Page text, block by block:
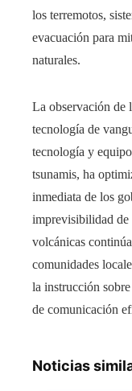
los terremotos,
evacuación para
naturales.
La observación de
tecnología de
tecnología y
tsunamis, ha
inmediata de los
imprevisibilidad de
volcánicas
comunidades
la instrucción
de comunicación
Noticias